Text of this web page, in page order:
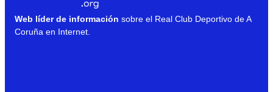
Web líder de información sobre el Real Club Deportivo de A
Coruña en Internet.